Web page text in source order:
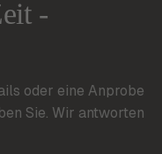
-
oder eine Anprobe
Sie. Wir antworten